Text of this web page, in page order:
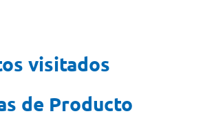
visitados
de Producto